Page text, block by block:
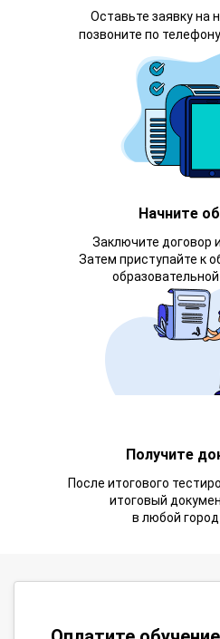
Оставьте заявку на
позвоните по телефону
Начните
Заключите договор
Затем приступайте к
Получите
После итогового
итоговый
в любой город